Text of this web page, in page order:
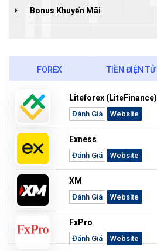
Bonus Khuyến Mãi
FOREX TIỀN ĐIỆN TỬ
Liteforex (LiteFinance)
Đánh Giá Website
Exness
Đánh Giá Website
XM
Đánh Giá Website
FxPro
Đánh Giá Website